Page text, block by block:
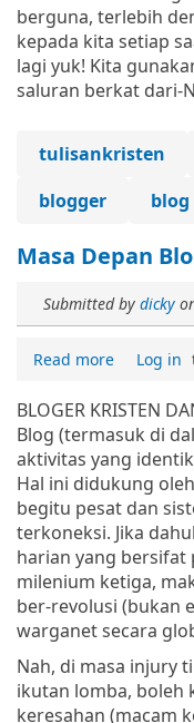
berguna, terlebih
kepada kita setiap
lagi yuk! Kita
saluran berkat dari-
tulisankristen
blogger
blog
Masa Depan
Submitted by dicky
Read more Log in
BLOGER KRISTEN
Blog (termasuk di
aktivitas yang
Hal ini didukung
begitu pesat dan
terkoneksi. Jika
harian yang bersifat
milenium ketiga,
ber-revolusi (bukan
warganet secara
Nah, di masa injury
ikutan lomba, boleh
keresahan (macam